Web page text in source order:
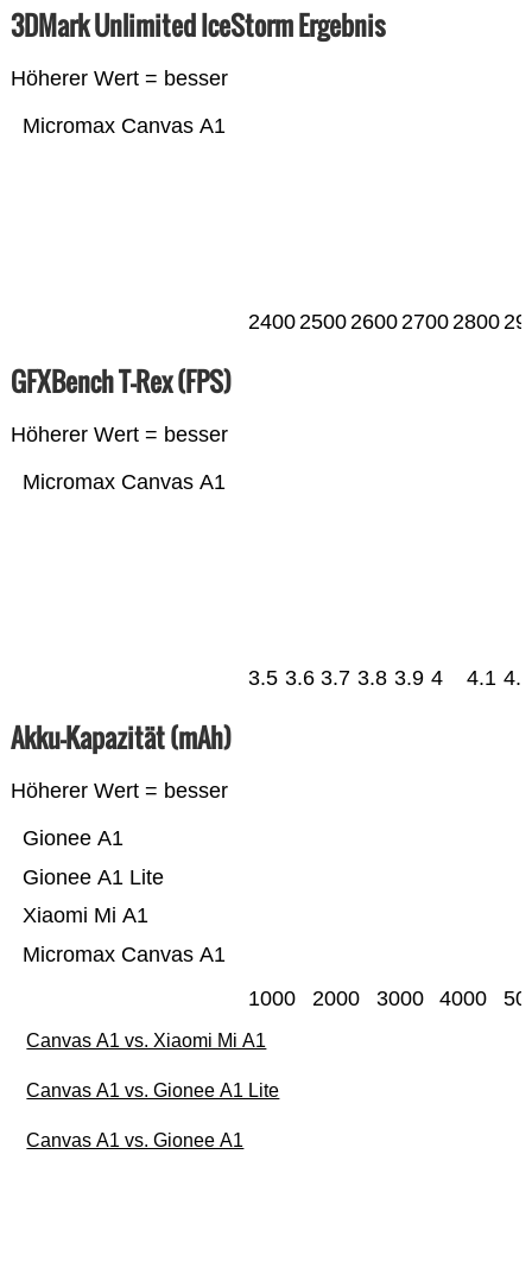
3DMark Unlimited IceStorm Ergebnis
Höherer Wert = besser
Micromax Canvas A1
24002500260027002800
GFXBench T-Rex (FPS)
Höherer Wert = besser
Micromax Canvas A1
3.5 3.6 3.7 3.8 3.9 4 4.1 4.2
Akku-Kapazität (mAh)
Höherer Wert = besser
Micromax Canvas A1
Xiaomi Mi A1
Gionee A1 Lite
Gionee A1
1000 2000 3000 4000
Canvas A1 vs. Xiaomi Mi A1
Canvas A1 vs. Gionee A1 Lite
Canvas A1 vs. Gionee A1